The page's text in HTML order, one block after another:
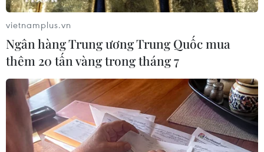
#Thủ tướng Thái Lan
#Tù giam
#Tòa án Tối cao
Thái Lan
Theo dõi VietnamPlus
vietnamplus.vn
Ngân hàng Trung ương Trung Quốc mua
thêm 20 tấn vàng trong tháng 7